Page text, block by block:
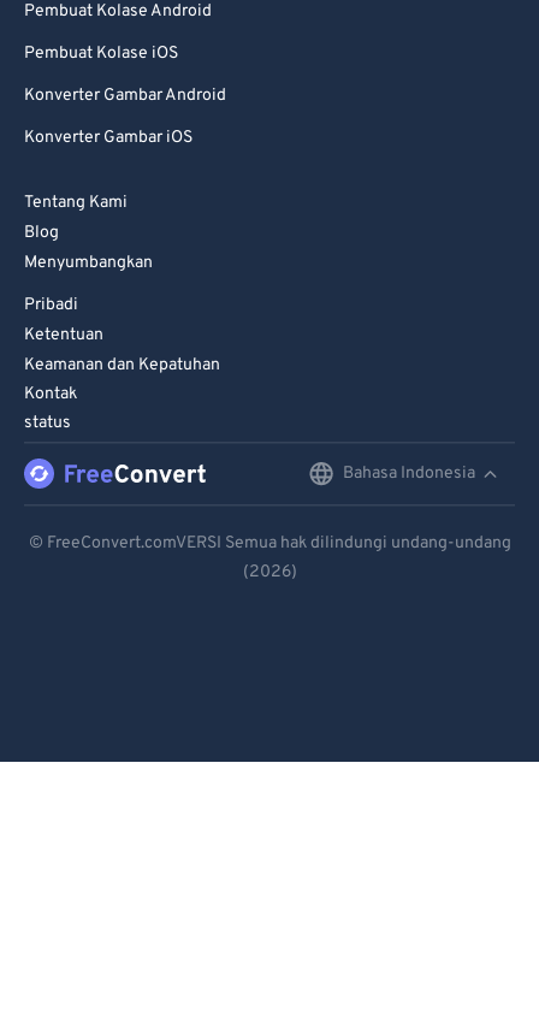
Pembuat Kolase Android
Pembuat Kolase iOS
Konverter Gambar Android
Konverter Gambar iOS
Tentang Kami
Blog
Menyumbangkan
Pribadi
Ketentuan
Keamanan dan Kepatuhan
Kontak
status
Bahasa Indonesia
Español
© FreeConvert.comVERSI Semua hak dilindungi undang-undang
(2026)